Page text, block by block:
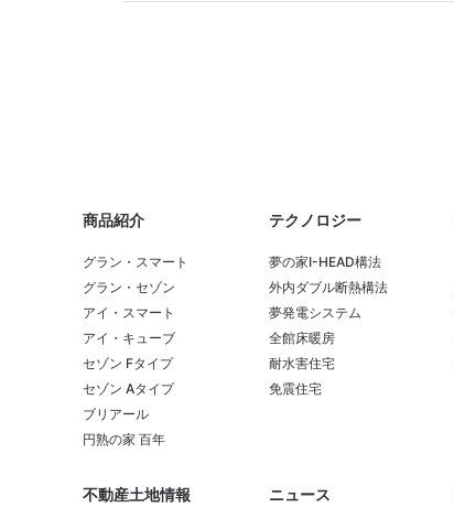
商品紹介
グラン・スマート
グラン・セゾン
アイ・スマート
アイ・キューブ
セゾン Fタイプ
セゾン Aタイプ
ブリアール
円熟の家 百年
テクノロジー
夢の家I-HEAD構法
外内ダブル断熱構法
夢発電システム
全館床暖房
耐水害住宅
免震住宅
不動産土地情報 ニュース